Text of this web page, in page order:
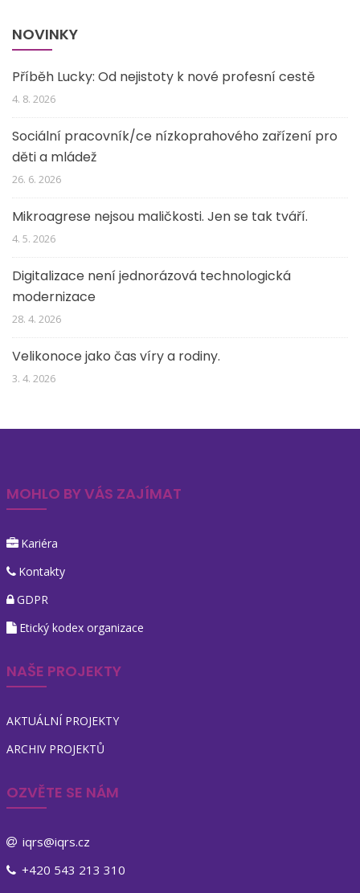
NOVINKY
Příběh Lucky: Od nejistoty k nové profesní cestě
4. 8. 2026
Sociální pracovník/ce nízkoprahového zařízení pro
děti a mládež
26. 6. 2026
Mikroagrese nejsou maličkosti. Jen se tak tváří.
4. 5. 2026
Digitalizace není jednorázová technologická
modernizace
28. 4. 2026
Velikonoce jako čas víry a rodiny.
3. 4. 2026
MOHLO BY VÁS ZAJÍMAT
Kariéra
Kontakty
GDPR
Etický kodex organizace
NAŠE PROJEKTY
AKTUÁLNÍ PROJEKTY
ARCHIV PROJEKTŮ
OZVĚTE SE NÁM
iqrs@iqrs.cz
+420 543 213 310